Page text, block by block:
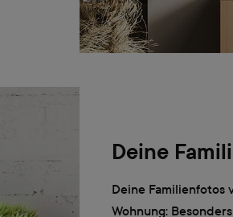
Deine
Deine Familienfotos
Wohnung: